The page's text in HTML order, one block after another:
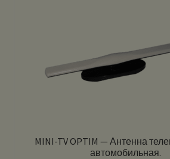
MINI-TV OPTIM — Антенна
автомобильная.